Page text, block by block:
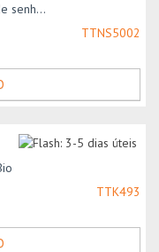
senh...
TTNS5002
TTK493